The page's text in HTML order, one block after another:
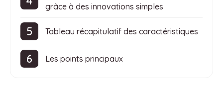
grâce à des innovations simples
Tableau récapitulatif des caractéristiques
Les points principaux